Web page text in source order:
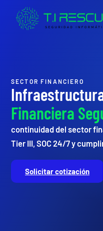
SECTOR FINANCIERO
Financiera
continuidad del sector
Tier III, SOC 24/7 y
Solicitar cotización